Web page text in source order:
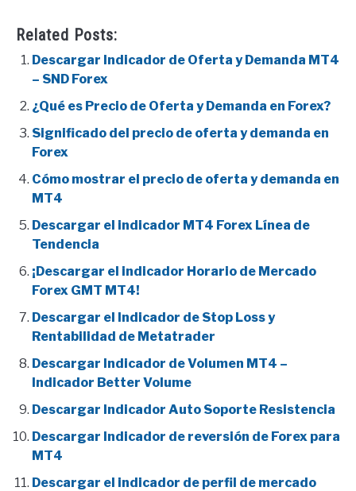
Related Posts:
Descargar Indicador de Oferta y Demanda MT4
– SND Forex
¿Qué es Precio de Oferta y Demanda en Forex?
Significado del precio de oferta y demanda en
Forex
Cómo mostrar el precio de oferta y demanda en
MT4
Descargar el indicador MT4 Forex Línea de
Tendencia
¡Descargar el indicador Horario de Mercado
Forex GMT MT4!
Descargar el Indicador de Stop Loss y
Rentabilidad de Metatrader
Descargar Indicador de Volumen MT4 –
Indicador Better Volume
Descargar Indicador Auto Soporte Resistencia
Descargar Indicador de reversión de Forex para
MT4
Descargar el indicador de perfil de mercado